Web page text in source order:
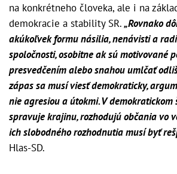
na konkrétneho človeka, ale i na
demokracie a stability SR.„Rovnako
akúkoľvek formu násilia, nenávisti a
spoločnosti, osobitne ak sú motivované
presvedčením alebo snahou umlčať
zápas sa musí viesť demokraticky,
nie agresiou a útokmi. V demokratickom
spravuje krajinu, rozhodujú občania vo
ich slobodného rozhodnutia musí byť
Hlas-SD.